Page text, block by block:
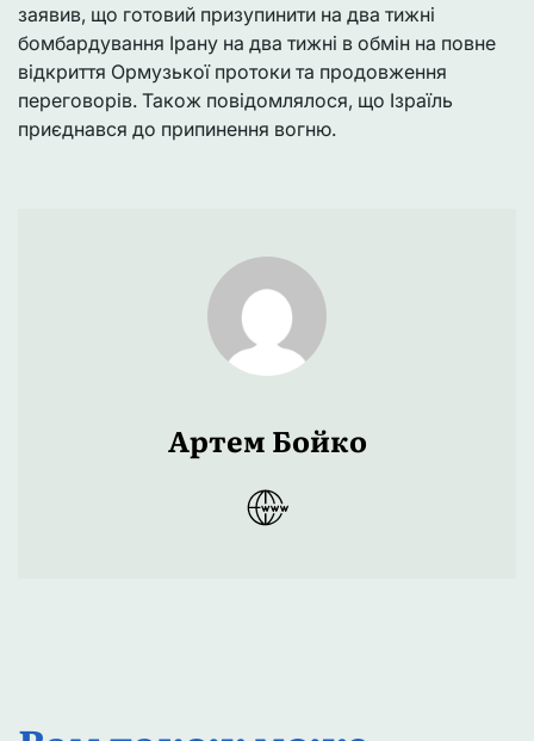
заявив, що готовий призупинити на два тижні
бомбардування Ірану на два тижні в обмін на повне
відкриття Ормузької протоки та продовження
переговорів. Також повідомлялося, що Ізраїль
приєднався до припинення вогню.
Артем Бойко